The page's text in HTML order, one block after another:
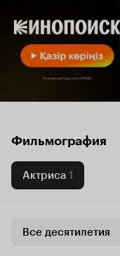
Фильмография
Актриса 1
Все десятилетия